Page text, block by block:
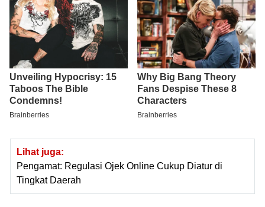
Lihat juga:
Pengamat: Regulasi Ojek Online Cukup Diatur di
Tingkat Daerah